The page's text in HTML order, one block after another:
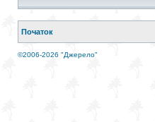
Початок
©2006-2026 "Джерело"